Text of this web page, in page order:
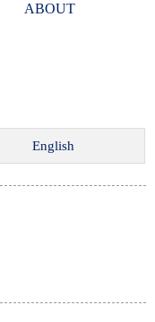
ABOUT